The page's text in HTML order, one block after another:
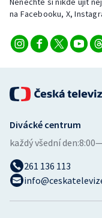
na Facebooku, X,
Divácké centrum
každý všední den:
261 136 113